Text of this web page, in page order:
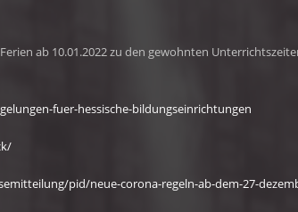
ab 10.01.2022 zu den gewohnten
fuer-hessische-bildungseinrichtungen
pid/neue-corona-regeln-ab-dem-27-